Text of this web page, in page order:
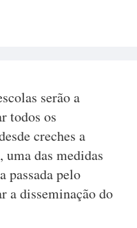
serão a
todos os
creches a
das medidas
passada pelo
a disseminação do